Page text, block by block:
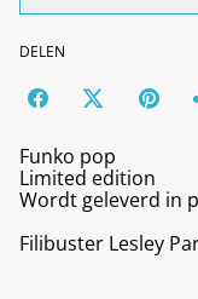
DELEN
Funko pop
Limited edition
Wordt geleverd in
Filibuster Lesley